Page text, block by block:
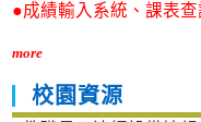
●成績輸入系統、課表查
more
校園資源